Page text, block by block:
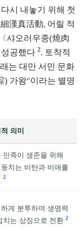
시 내놓기 위해 첫
漢真活動, 어릴 적
샤오러우종(燒肉
공했다 2. 토착적
는 대만 서민 문화
) 가왕"이라는 별명
의미
민족이 생존을 위해
치는 비탄과 비애를
2
게 분투하며 생명력
치는 상징으로 전환 2